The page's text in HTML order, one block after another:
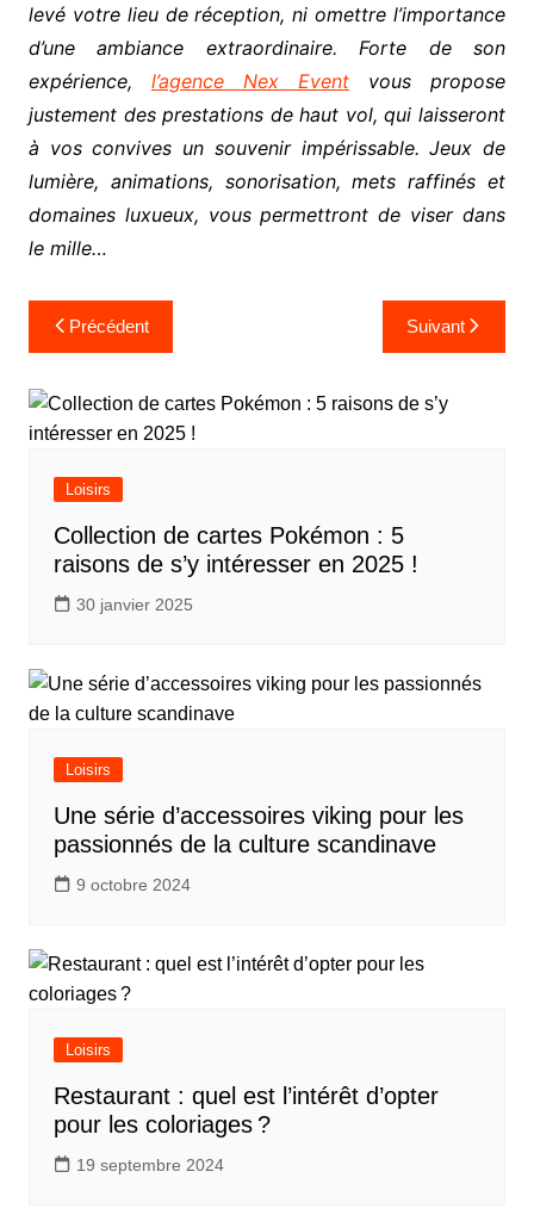
levé votre lieu de réception, ni omettre l’importance
d’une ambiance extraordinaire. Forte de son
expérience, l’agence Nex Event vous propose
justement des prestations de haut vol, qui laisseront
à vos convives un souvenir impérissable. Jeux de
lumière, animations, sonorisation, mets raffinés et
domaines luxueux, vous permettront de viser dans
le mille…
Navigation
de
l’article
Précédent Suivant
Loisirs
Collection de cartes Pokémon : 5
raisons de s’y intéresser en 2025 !
30 janvier 2025
Loisirs
Une série d’accessoires viking pour les
passionnés de la culture scandinave
9 octobre 2024
Loisirs
Restaurant : quel est l’intérêt d’opter
pour les coloriages ?
19 septembre 2024